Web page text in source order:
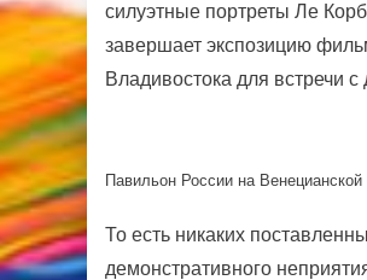
силуэтные портреты Ле
завершает экспозицию
Владивостока для встречи с
Павильон России на
То есть никаких
демонстративного